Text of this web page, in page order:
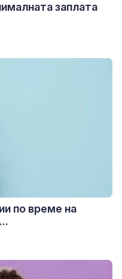
заплата
по време на